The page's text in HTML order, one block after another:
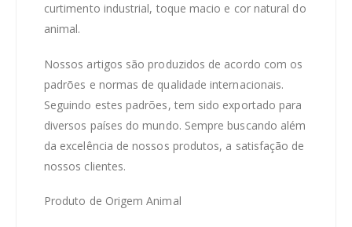
curtimento industrial, toque macio e cor natural do
animal.
Nossos artigos são produzidos de acordo com os
padrões e normas de qualidade internacionais.
Seguindo estes padrões, tem sido exportado para
diversos países do mundo. Sempre buscando além
da excelência de nossos produtos, a satisfação de
nossos clientes.
Produto de Origem Animal